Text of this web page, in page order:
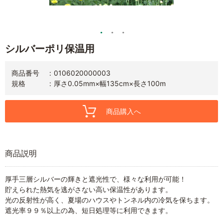
シルバーポリ保温用
商品番号
0106020000003
規格
厚さ0.05mm×幅135cm×長さ100m
商品購入へ
商品説明
厚手三層シルバーの輝きと遮光性で、様々な利用が可能！
貯えられた熱気を逃がさない高い保温性があります。
光の反射性が高く、夏場のハウスやトンネル内の冷気を保ちます。
遮光率９９％以上の為、短日処理等に利用できます。